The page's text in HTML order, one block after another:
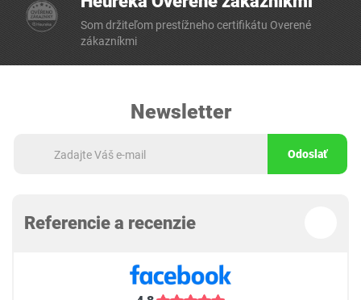
Som držiteľom prestížneho certifikátu Overené
zákazníkmi
Newsletter
Odoslať
Referencie a recenzie